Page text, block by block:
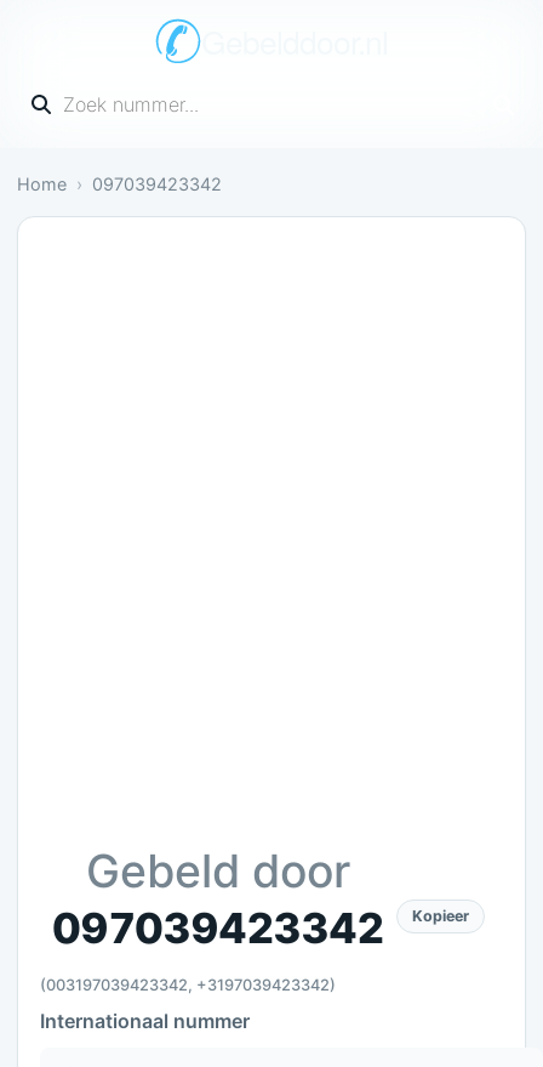
Gebelddoor.nl
Vul een telefoonnummer in
Home 097039423342
Gebeld door
097039423342
(003197039423342, +3197039423342)
Kopieer
Internationaal nummer